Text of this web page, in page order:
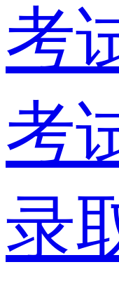
考
考
录